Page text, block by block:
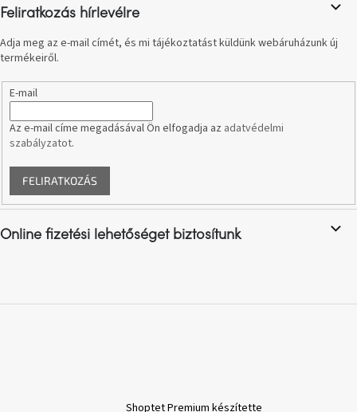
repül
A
nyári
fel
sötét
Kis
Feliratkozás hírlevélre
Adja meg az e-mail címét, és mi tájékoztatást küldünk webáruházunk új
termékeiről.
E-mail
Az e-mail címe megadásával Ön elfogadja az adatvédelmi
szabályzatot.
FELIRATKOZÁS
Online fizetési lehetőséget biztosítunk
Shoptet Premium készítette